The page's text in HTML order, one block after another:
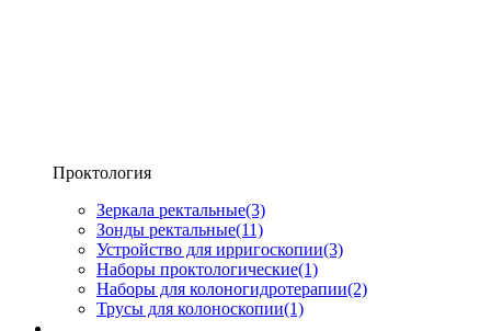
Проктология
Зеркала ректальные(3)
Зонды ректальные(11)
Устройство для ирригоскопии(3)
Наборы проктологические(1)
Наборы для колоногидротерапии(2)
Трусы для колоноскопии(1)